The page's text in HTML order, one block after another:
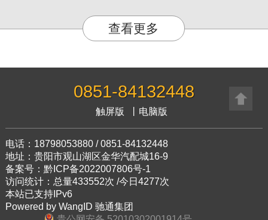
查看更多
0851-84132448
触屏版 电脑版
电话：18798053880 / 0851-84132448
地址：贵阳市观山湖区金华汽配城16-9
备案号：黔ICP备2022007806号-1
访问统计：总量433552次 /今日4277次
本站已支持IPv6
Powered by WangID 驰通集团